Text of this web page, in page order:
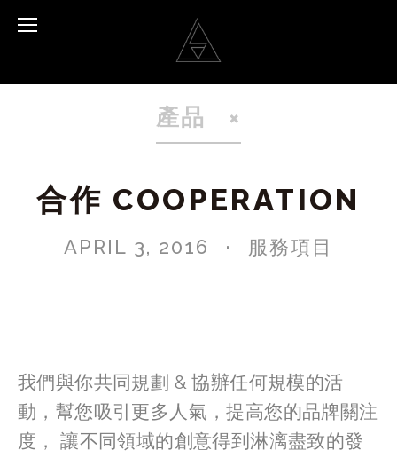
產品
合作 COOPERATION
APRIL 3, 2016 服務項目
我們與你共同規劃 & 協辦任何規模的活
動，幫您吸引更多人氣，提高您的品牌關注
度， 讓不同領域的創意得到淋漓盡致的發